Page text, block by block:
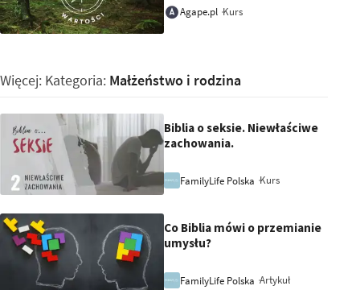
Agape.pl Kurs
Więcej: Kategoria: Małżeństwo i rodzina
Biblia o seksie. Niewłaściwe
zachowania.
FamilyLife Polska Kurs
Co Biblia mówi o przemianie
umysłu?
FamilyLife Polska Artykuł